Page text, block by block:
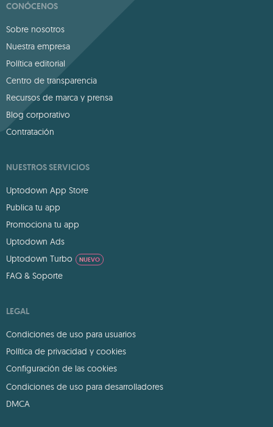
CONÓCENOS
Sobre nosotros
Nuestra empresa
Política editorial
Centro de transparencia
Recursos de marca y prensa
Blog corporativo
Contratación
NUESTROS SERVICIOS
Uptodown App Store
Publica tu app
Promociona tu app
Uptodown Ads
Uptodown Turbo
NUEVO
FAQ & Soporte
LEGAL
Condiciones de uso para usuarios
Política de privacidad y cookies
Configuración de las cookies
Condiciones de uso para desarrolladores
DMCA